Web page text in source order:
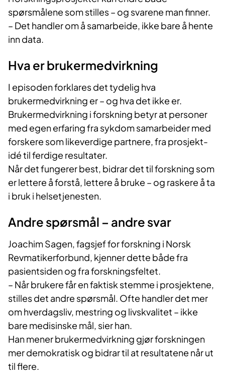
spørsmålene som stilles – og svarene man finner.
– Det handler om å samarbeide, ikke bare å hente
inn data.
Hva er brukermedvirkning
I episoden forklares det tydelig hva
brukermedvirkning er – og hva det ikke er.
Brukermedvirkning i forskning betyr at personer
med egen erfaring fra sykdom samarbeider med
forskere som likeverdige partnere, fra prosjekt-
idé til ferdige resultater.
Når det fungerer best, bidrar det til forskning som
er lettere å forstå, lettere å bruke – og raskere å ta
i bruk i helsetjenesten.
Andre spørsmål – andre svar
Joachim Sagen, fagsjef for forskning i Norsk
Revmatikerforbund, kjenner dette både fra
pasientsiden og fra forskningsfeltet.
– Når brukere får en faktisk stemme i prosjektene,
stilles det andre spørsmål. Ofte handler det mer
om hverdagsliv, mestring og livskvalitet – ikke
bare medisinske mål, sier han.
Han mener brukermedvirkning gjør forskningen
mer demokratisk og bidrar til at resultatene når ut
til flere.